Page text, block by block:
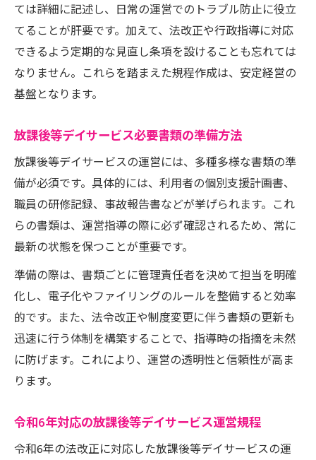
ては詳細に記述し、日常の運営でのトラブル防止に役立
てることが肝要です。加えて、法改正や行政指導に対応
できるよう定期的な見直し条項を設けることも忘れては
なりません。これらを踏まえた規程作成は、安定経営の
基盤となります。
放課後等デイサービス必要書類の準備方法
放課後等デイサービスの運営には、多種多様な書類の準
備が必須です。具体的には、利用者の個別支援計画書、
職員の研修記録、事故報告書などが挙げられます。これ
らの書類は、運営指導の際に必ず確認されるため、常に
最新の状態を保つことが重要です。
準備の際は、書類ごとに管理責任者を決めて担当を明確
化し、電子化やファイリングのルールを整備すると効率
的です。また、法令改正や制度変更に伴う書類の更新も
迅速に行う体制を構築することで、指導時の指摘を未然
に防げます。これにより、運営の透明性と信頼性が高ま
ります。
令和6年対応の放課後等デイサービス運営規程
令和6年の法改正に対応した放課後等デイサービスの運